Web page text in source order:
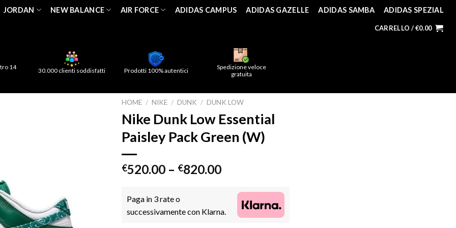
JORDAN NEW BALANCE AIR FORCE ADIDAS CAMPUS ADIDAS GAZELLE ADIDAS SAMBA ADIDAS SPEZIAL
CARRELLO /€0.00
14
30.000 clienti soddisfatti Prodotti 100% autentici
Spedizione veloce
gratuita
HOME / NIKE / DUNK / DUNK LOW
Nike Dunk Low Essential
Paisley Pack Green (W)
€520.00 – €820.00
Paga in 3 rate o
successivamente con Klarna.